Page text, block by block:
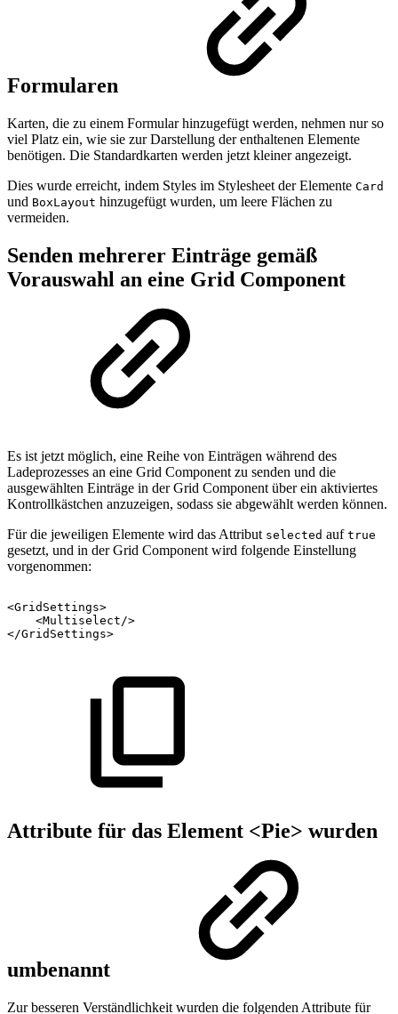
Formularen
Karten, die zu einem Formular hinzugefügt werden, nehmen nur so
viel Platz ein, wie sie zur Darstellung der enthaltenen Elemente
benötigen. Die Standardkarten werden jetzt kleiner angezeigt.
Dies wurde erreicht, indem Styles im Stylesheet der Elemente Card
und BoxLayout hinzugefügt wurden, um leere Flächen zu
vermeiden.
Senden mehrerer Einträge gemäß
Vorauswahl an eine Grid Component
Es ist jetzt möglich, eine Reihe von Einträgen während des
Ladeprozesses an eine Grid Component zu senden und die
ausgewählten Einträge in der Grid Component über ein aktiviertes
Kontrollkästchen anzuzeigen, sodass sie abgewählt werden können.
Für die jeweiligen Elemente wird das Attribut selected auf true
gesetzt, und in der Grid Component wird folgende Einstellung
vorgenommen:
<GridSettings>
<Multiselect/>
</GridSettings>
Attribute für das Element <Pie> wurden
umbenannt
Zur besseren Verständlichkeit wurden die folgenden Attribute für